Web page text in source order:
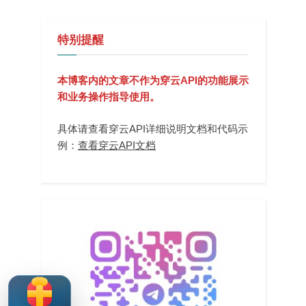
特别提醒
本博客内的文章不作为穿云API的功能展示
和业务操作指导使用。
具体请查看穿云API详细说明文档和代码示
例： 查看穿云API文档